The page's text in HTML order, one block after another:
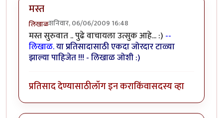
मस्त
लिखाळशनिवार, 06/06/2009 16:48
मस्त सुरुवात .. पुढे वाचायला उत्सुक आहे... :) --
लिखाळ.या प्रतिसादासाठी एकदा जोरदार टाळ्या
झाल्या पाहिजेत !!! - लिखाळ जोशी :)
प्रतिसाद देण्यासाठीलॉग इन कराकिंवासदस्य व्हा